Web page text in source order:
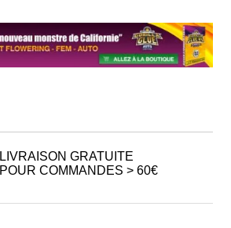
LIVRAISON GRATUITE
POUR COMMANDES > 60€